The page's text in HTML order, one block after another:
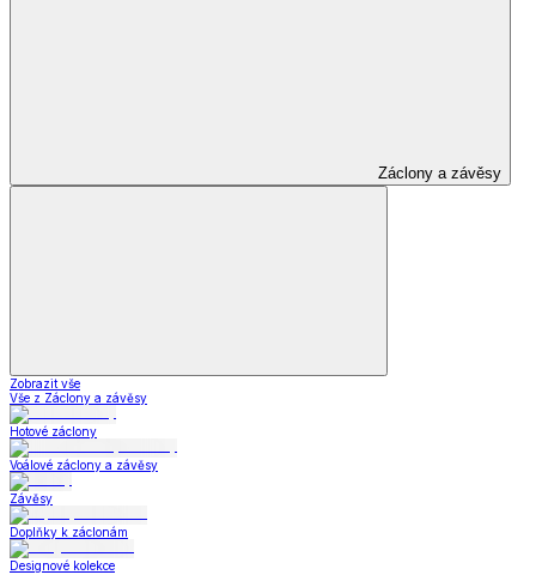
Záclony a závěsy
Zobrazit vše
Vše z Záclony a závěsy
Hotové záclony
Voálové záclony a závěsy
Závěsy
Doplňky k záclonám
Designové kolekce